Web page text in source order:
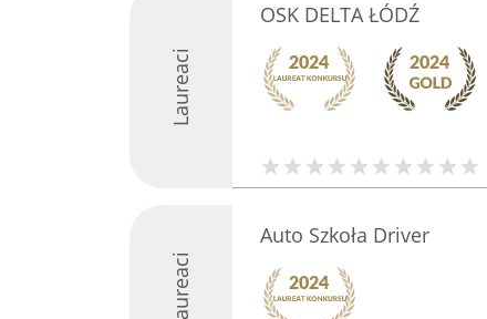
Laureaci
OSK DELTA ŁÓDŹ
Laureaci
Auto Szkoła Driver